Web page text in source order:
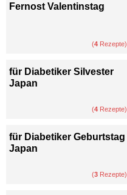
Fernost Valentinstag
(4 Rezepte)
für Diabetiker Silvester
Japan
(4 Rezepte)
für Diabetiker Geburtstag
Japan
(3 Rezepte)